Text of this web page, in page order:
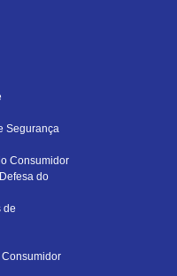
Segurança
Consumidor
do
de